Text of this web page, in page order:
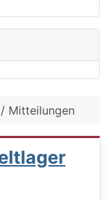
Mitteilungen